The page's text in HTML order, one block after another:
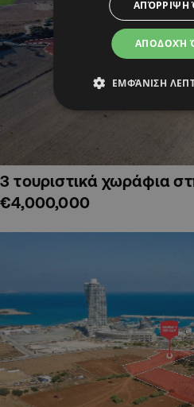
3 τουριστικά χωράφια
€4,000,000
ΑΠΟΔΟΧΉ
ΑΠΌΡΡΙΨΗ
ΕΜΦΆΝΙΣΗ